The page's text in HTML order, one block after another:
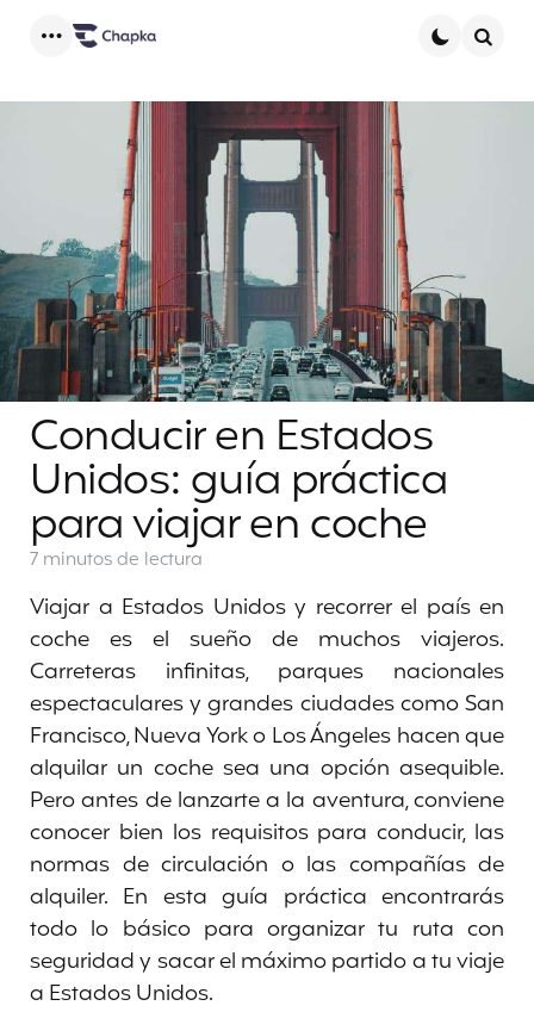
Conducir en Estados
Unidos: guía práctica
para viajar en coche
7 minutosde lectura
Viajar a Estados Unidos y recorrer el país en
coche es el sueño de muchos viajeros.
Carreteras infinitas, parques nacionales
espectaculares y grandes ciudades como San
Francisco, Nueva York o Los Ángeles hacen que
alquilar un coche sea una opción asequible.
Pero antes de lanzarte a la aventura, conviene
conocer bien los requisitos para conducir, las
normas de circulación o las compañías de
alquiler. En esta guía práctica encontrarás
todo lo básico para organizar tu ruta con
seguridad y sacar el máximo partido a tu viaje
a Estados Unidos.